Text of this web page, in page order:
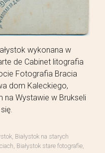
wykonana w
de Cabinet litografia
Fotografia Bracia
dom Kaleckiego,
na Wystawie w Brukseli
Białystok na starych
Białystok stare fotografie